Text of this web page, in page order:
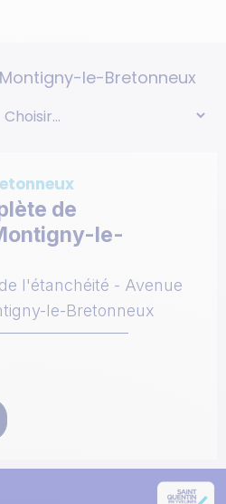
Montigny-le-Bretonneux
de
le-
l'étanchéité - Avenue
le-Bretonneux